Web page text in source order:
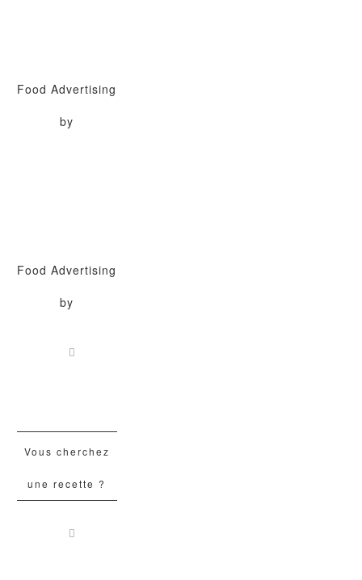
Food Advertising
by
Food Advertising
by
Vous cherchez
une recette ?